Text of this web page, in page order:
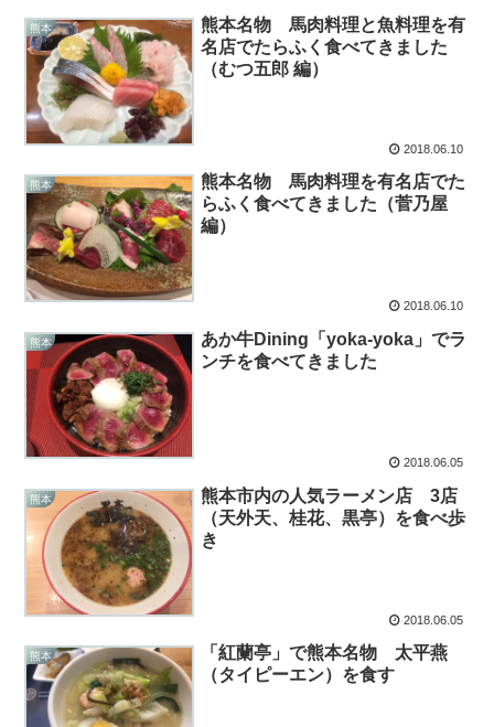
熊本
熊本名物 馬肉料理と魚料理を有
名店でたらふく食べてきました
（むつ五郎 編）
2018.06.10
熊本
熊本名物 馬肉料理を有名店でた
らふく食べてきました（菅乃屋
編）
2018.06.10
熊本
あか牛Dining「yoka-yoka」でラ
ンチを食べてきました
2018.06.05
熊本
熊本市内の人気ラーメン店 3店
（天外天、桂花、黒亭）を食べ歩
き
2018.06.05
熊本
「紅蘭亭」で熊本名物 太平燕
（タイピーエン）を食す